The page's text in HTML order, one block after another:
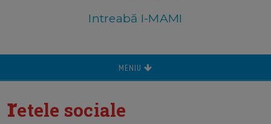
Intreabă I-MAMI
MENIU
retele sociale